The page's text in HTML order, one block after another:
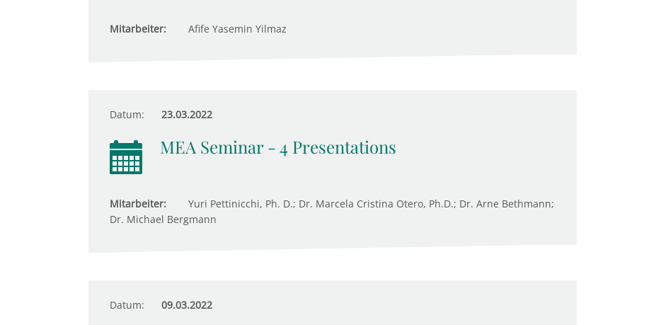
Mitarbeiter: Afife Yasemin Yilmaz
Datum: 23.03.2022
MEA Seminar - 4 Presentations
Mitarbeiter:
Yuri Pettinicchi, Ph. D.; Dr. Marcela Cristina Otero, Ph.D.; Dr. Arne Bethmann;
Dr. Michael Bergmann
Datum: 09.03.2022